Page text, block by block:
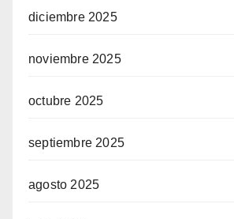
diciembre 2025
noviembre 2025
octubre 2025
septiembre 2025
agosto 2025